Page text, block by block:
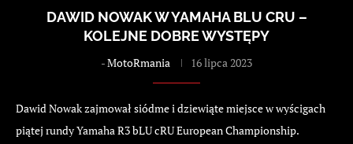
DAWID NOWAK W YAMAHA BLU CRU –
KOLEJNE DOBRE WYSTĘPY
-MotoRmania 16 lipca 2023
Dawid Nowak zajmował siódme i dziewiąte miejsce w wyścigach
piątej rundy Yamaha R3 bLU cRU European Championship.